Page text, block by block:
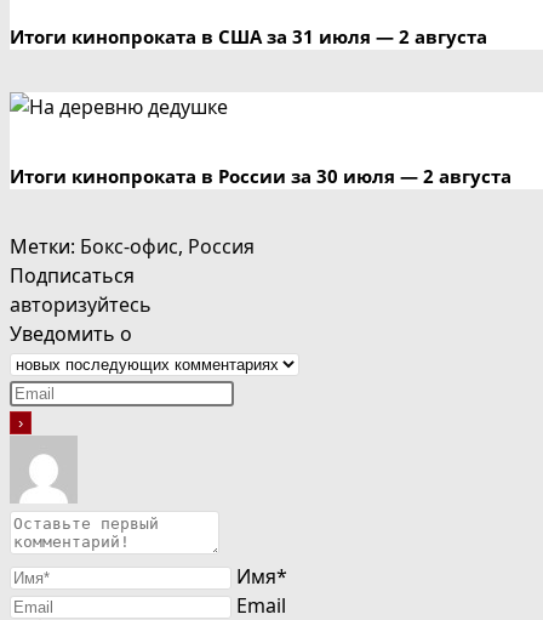
Итоги кинопроката в США за 31 июля — 2 августа
Итоги кинопроката в России за 30 июля — 2 августа
Метки: Бокс-офис, Россия
Подписаться
авторизуйтесь
Уведомить о
Имя*
Email